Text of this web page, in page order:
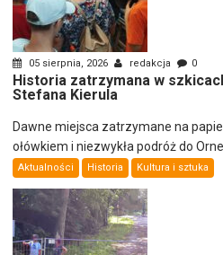
05 sierpnia, 2026 redakcja 0
Historia zatrzymana w
Stefana Kierula
Dawne miejsca zatrzymane na
ołówkiem i niezwykła podróż do
Aktualności Historia Kultura i sztuka